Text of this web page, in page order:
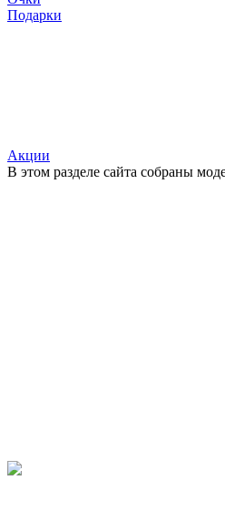
Подарки
Акции
В этом разделе сайта собраны